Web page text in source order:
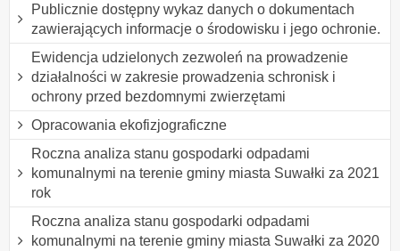
Publicznie dostępny wykaz danych o dokumentach
zawierających informacje o środowisku i jego ochronie.
Ewidencja udzielonych zezwoleń na prowadzenie
działalności w zakresie prowadzenia schronisk i
ochrony przed bezdomnymi zwierzętami
Opracowania ekofizjograficzne
Roczna analiza stanu gospodarki odpadami
komunalnymi na terenie gminy miasta Suwałki za 2021
rok
Roczna analiza stanu gospodarki odpadami
komunalnymi na terenie gminy miasta Suwałki za 2020